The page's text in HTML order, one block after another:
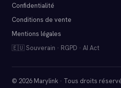
Confidentialité
Conditions de vente
Mentions légales
🇪🇺 Souverain · RGPD · AI Act
© 2026 Marylink · Tous droits